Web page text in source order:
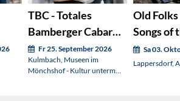
TBC - Totales
Bamberger Cabaret:
WOMERSCHOMADASIN
Fr 25. September 2026
Kulmbach, Museen im
Mönchshof - Kultur unterm
Old
Songs of
Sa 03.
Lappersdorf,